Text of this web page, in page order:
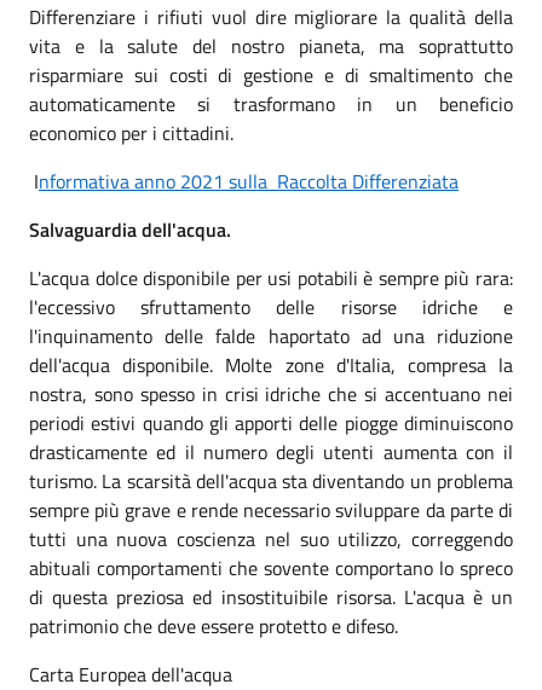
Differenziare i rifiuti vuol dire migliorare la qualità della
vita e la salute del nostro pianeta, ma soprattutto
risparmiare sui costi di gestione e di smaltimento che
automaticamente si trasformano in un beneficio
economico per i cittadini.
Informativa anno 2021 sulla Raccolta Differenziata
Salvaguardia dell'acqua.
L'acqua dolce disponibile per usi potabili è sempre più rara:
l'eccessivo sfruttamento delle risorse idriche e
l'inquinamento delle falde haportato ad una riduzione
dell'acqua disponibile. Molte zone d'Italia, compresa la
nostra, sono spesso in crisi idriche che si accentuano nei
periodi estivi quando gli apporti delle piogge diminuiscono
drasticamente ed il numero degli utenti aumenta con il
turismo. La scarsità dell'acqua sta diventando un problema
sempre più grave e rende necessario sviluppare da parte di
tutti una nuova coscienza nel suo utilizzo, correggendo
abituali comportamenti che sovente comportano lo spreco
di questa preziosa ed insostituibile risorsa. L'acqua è un
patrimonio che deve essere protetto e difeso.
Carta Europea dell'acqua